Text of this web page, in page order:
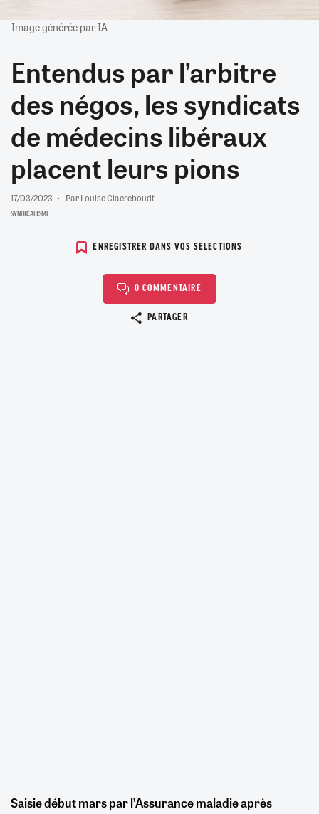
Image générée par IA
Entendus par l’arbitre
des négos, les syndicats
de médecins libéraux
placent leurs pions
17/03/2023 Par Louise Claereboudt
SYNDICALISME
ENREGISTRER DANS VOS SELECTIONS
0 COMMENTAIRE
PARTAGER
Saisie début mars par l’Assurance maladie après